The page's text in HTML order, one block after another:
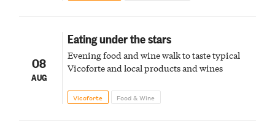
08
AUG
Eating under the stars
Evening food and wine walk to taste typical
Vicoforte and local products and wines
Vicoforte Food & Wine